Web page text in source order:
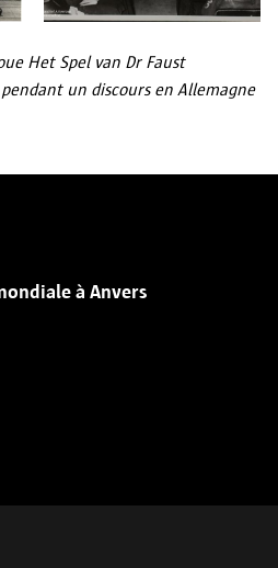
Het Spel van Dr Faust
un discours en Allemagne
à Anvers